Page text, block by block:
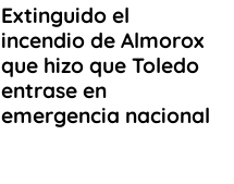
Extinguido el
incendio de Almorox
que hizo que Toledo
entrase en
emergencia nacional